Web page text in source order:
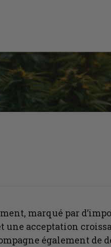
marqué par
acceptation
également de